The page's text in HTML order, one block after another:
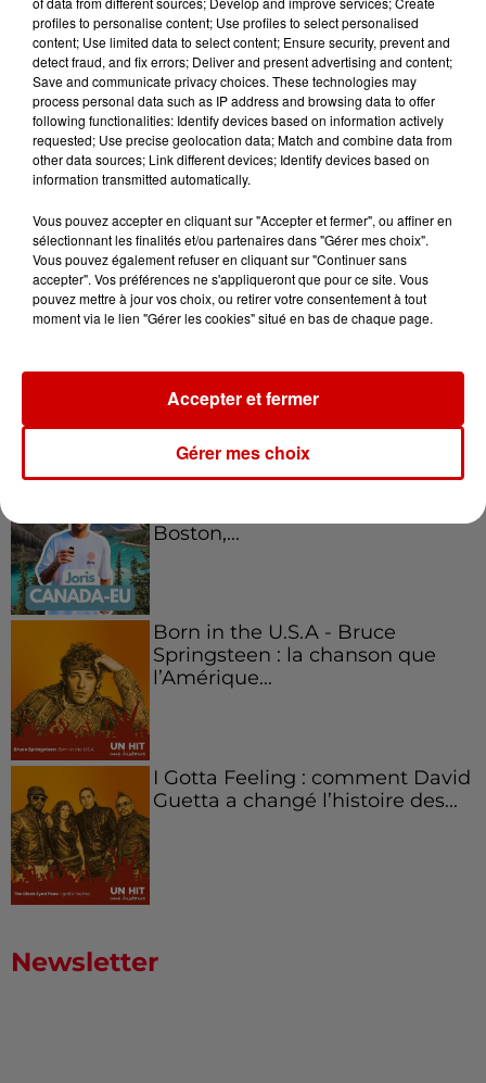
Destination Vacances : inscrivez-
vous !
Podcasts Voir plus
l'entrepreneuriat féminin
Aménager un school bus au
Boston,...
Born in the U.S.A - Bruce
Springsteen : la chanson que
l’Amérique...
I Gotta Feeling : comment David
Guetta a changé l’histoire des...
Newsletter
profiles to personalise content; Use profiles to select personalised
content; Use limited data to select content; Ensure security, prevent and
detect fraud, and fix errors; Deliver and present advertising and content;
Save and communicate privacy choices. These technologies may
process personal data such as IP address and browsing data to offer
following functionalities: Identify devices based on information actively
requested; Use precise geolocation data; Match and combine data from
other data sources; Link different devices; Identify devices based on
information transmitted automatically.
Vous pouvez accepter en cliquant sur "Accepter et fermer", ou affiner en
sélectionnant les finalités et/ou partenaires dans "Gérer mes choix".
Vous pouvez également refuser en cliquant sur "Continuer sans
accepter". Vos préférences ne s'appliqueront que pour ce site. Vous
pouvez mettre à jour vos choix, ou retirer votre consentement à tout
moment via le lien "Gérer les cookies" situé en bas de chaque page.
Gérer mes choix
Accepter et fermer